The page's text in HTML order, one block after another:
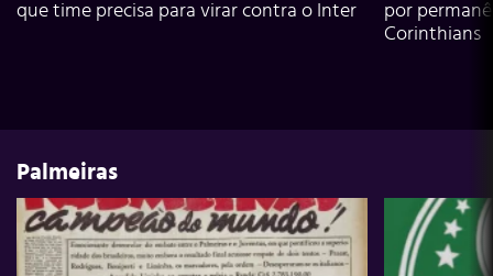
que time precisa para virar contra o Inter
por
Corinthians
Palmeiras